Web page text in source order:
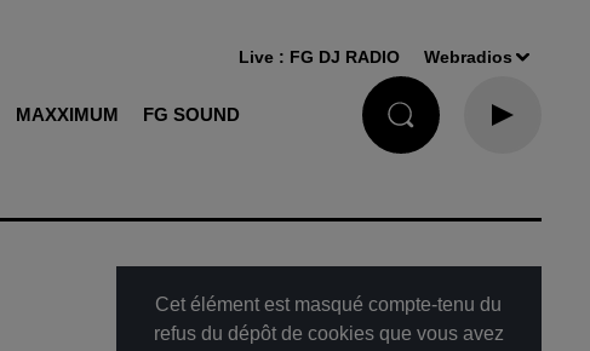
MAXXIMUM FG SOUND
Live : FG DJ RADIO Webradios
Cet élément est masqué compte-tenu du
refus du dépôt de cookies que vous avez